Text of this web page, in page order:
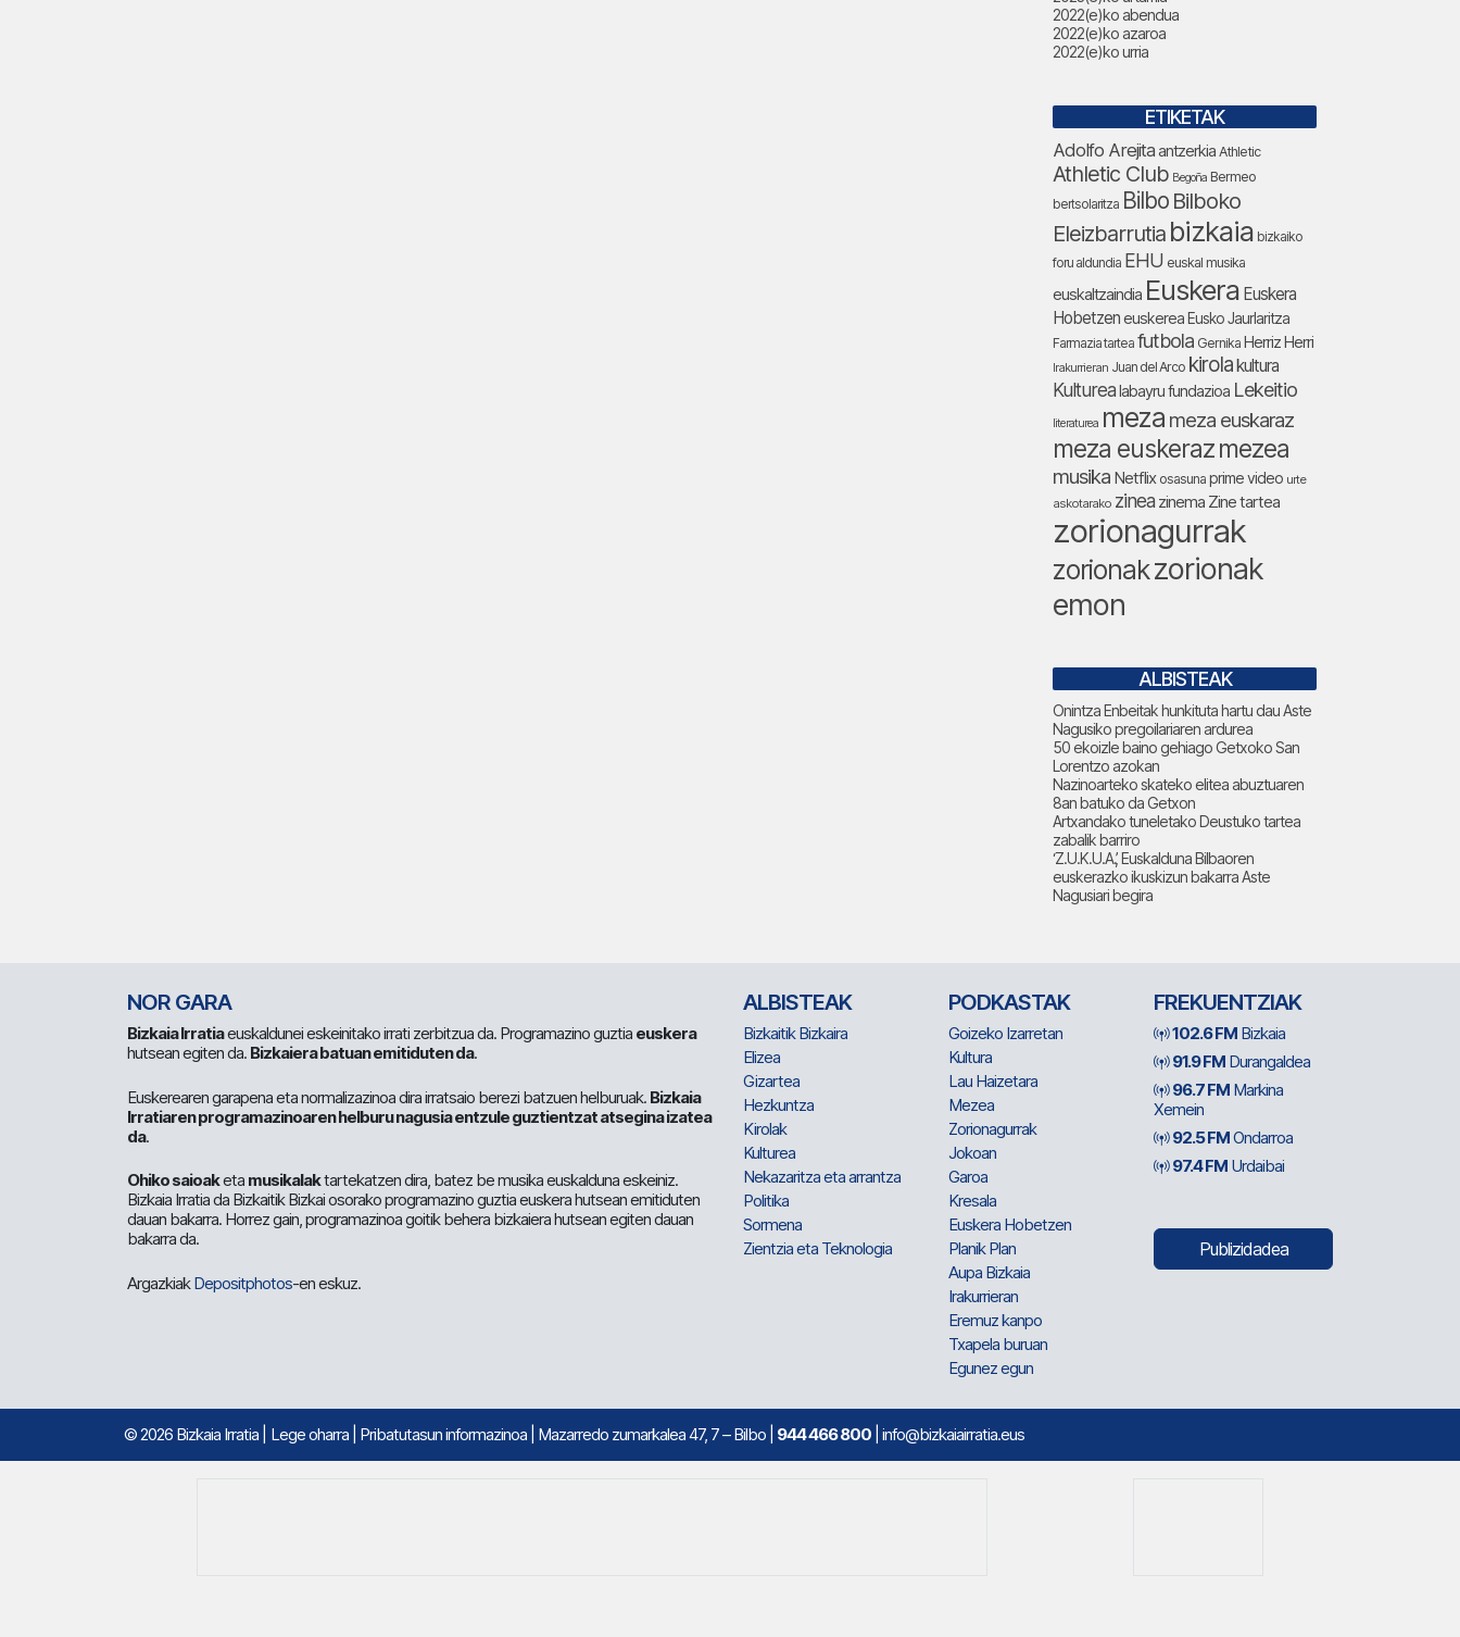
2022(e)ko abendua
2022(e)ko azaroa
2022(e)ko urria
ETIKETAK
Adolfo Arejitaantzerkia Athletic
Athletic Club Begoña Bermeo
bertsolaritza Bilbo Bilboko
Eleizbarrutia bizkaia bizkaiko
foru aldundia EHU euskal musika
euskaltzaindia Euskera Euskera
Hobetzeneuskerea Eusko Jaurlaritza
Farmazia tartea futbola Gernika Herriz Herri
Irakurrieran Juan del Arco kirola kultura
Kulturealabayru fundazioa Lekeitio
literaturea meza meza euskaraz
meza euskerazmezea
musika Netflix osasuna prime video urte
askotarako zinea zinema Zine tartea
zorionagurrak
zorionakzorionak
emon
ALBISTEAK
Onintza Enbeitak hunkituta hartu dau Aste
Nagusiko pregoilariaren ardurea
50 ekoizle baino gehiago Getxoko San
Lorentzo azokan
Nazinoarteko skateko elitea abuztuaren
8an batuko da Getxon
Artxandako tuneletako Deustuko tartea
zabalik barriro
‘Z.U.K.U.A.’, Euskalduna Bilbaoren
euskerazko ikuskizun bakarra Aste
Nagusiari begira
NOR GARA
Bizkaia Irratiaeuskaldunei eskeinitako irrati zerbitzua da. Programazino guztia euskera
hutsean egiten da. Bizkaiera batuan emitiduten da.
Euskerearen garapena eta normalizazinoa dira irratsaio berezi batzuen helburuak. Bizkaia
Irratiaren programazinoaren helburu nagusia entzule guztientzat atsegina izatea
da.
Ohiko saioaketa musikalaktartekatzen dira, batez be musika euskalduna eskeiniz.
Bizkaia Irratia da Bizkaitik Bizkai osorako programazino guztia euskera hutsean emitiduten
dauan bakarra. Horrez gain, programazinoa goitik behera bizkaiera hutsean egiten dauan
bakarra da.
ArgazkiakDepositphotos-en eskuz.
ALBISTEAK
Bizkaitik Bizkaira
Elizea
Gizartea
Hezkuntza
Kirolak
Kulturea
Nekazaritza eta arrantza
Politika
Sormena
Zientzia eta Teknologia
PODKASTAK
Goizeko Izarretan
Kultura
Lau Haizetara
Mezea
Zorionagurrak
Jokoan
Garoa
Kresala
Euskera Hobetzen
Planik Plan
Aupa Bizkaia
Irakurrieran
Eremuz kanpo
Txapela buruan
Egunez egun
FREKUENTZIAK
102.6 FM Bizkaia
91.9 FM Durangaldea
96.7 FM Markina
Xemein
92.5 FMOndarroa
97.4 FM Urdaibai
Publizidadea
© 2026 Bizkaia Irratia Lege oharra Pribatutasun informazinoa | Mazarredo zumarkalea 47, 7 – Bilbo | 944 466 800 | info@bizkaiairratia.eus